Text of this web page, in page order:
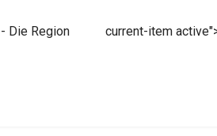
- Die Region current-item